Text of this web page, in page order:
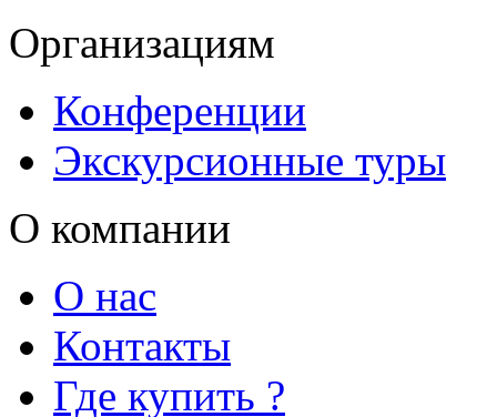
Организациям
Конференции
Экскурсионные туры
О компании
О нас
Контакты
Где купить ?